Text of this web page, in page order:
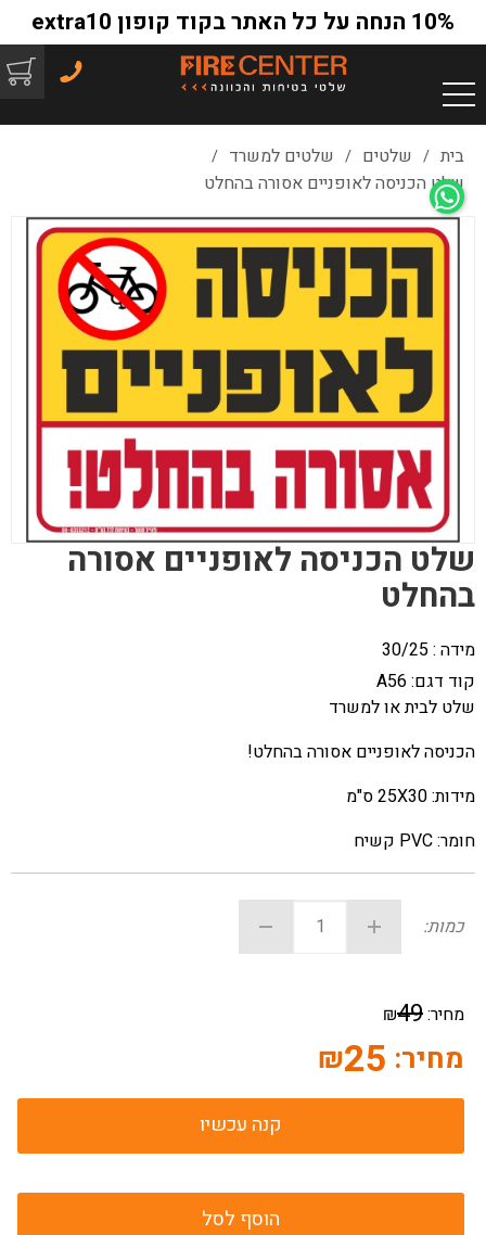
10% הנחה על כל האתר בקוד קופון extra10
בית / שלטים / שלטים למשרד /
שלט הכניסה לאופניים אסורה בהחלט
שלט הכניסה לאופניים אסורה
בהחלט
מידה : 30/25
קוד דגם:A56
שלט לבית או למשרד
הכניסה לאופניים אסורה בהחלט!
מידות: 25X30 ס"מ
חומר: PVC קשיח
כמות:
מחיר:49
₪
מחיר: 25
₪
קנה עכשיו
הוסף לסל